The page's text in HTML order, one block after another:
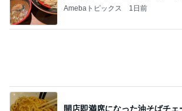
コーヒー牛乳で作ったシャーベット
TVを見て大騒ぎする長男の旅行